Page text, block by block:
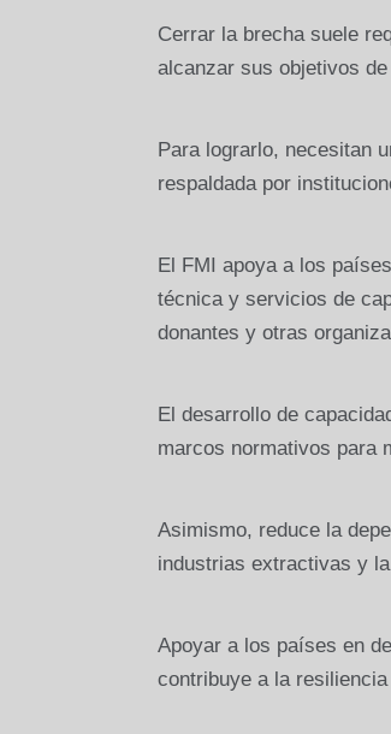
Cerrar la brecha suele
alcanzar sus objetivos
Para lograrlo, necesitan
respaldada por
El FMI apoya a los
técnica y servicios de
donantes y otras
El desarrollo de
marcos normativos para
Asimismo, reduce la
industrias extractivas y
Apoyar a los países en
contribuye a la